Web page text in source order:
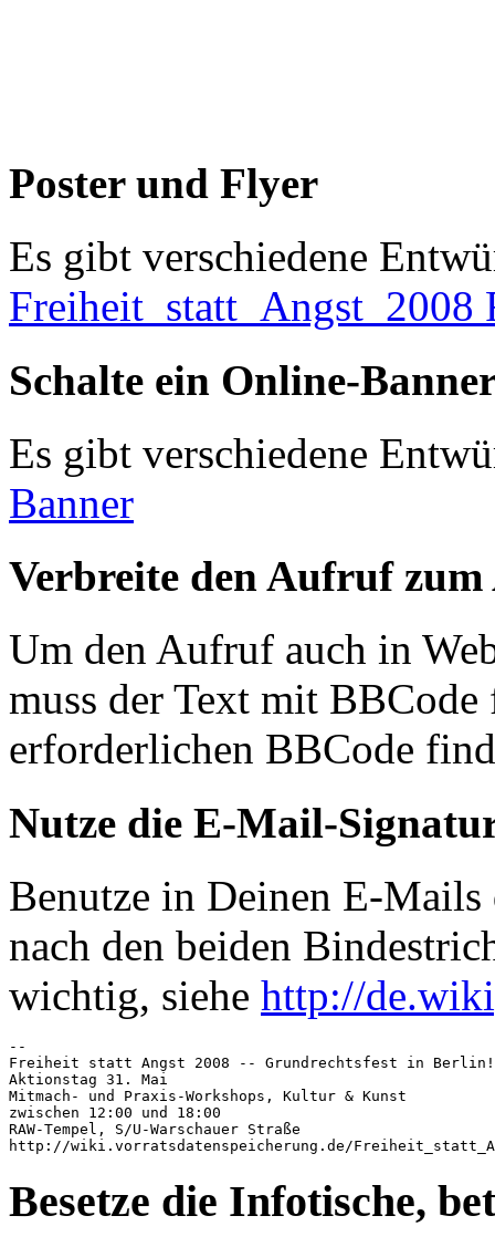
Poster und Flyer
Es gibt verschiedene
Freiheit_statt_Angst_2008
Schalte ein Online-
Es gibt verschiedene
Banner
Verbreite den Aufruf
Um den Aufruf auch in
muss der Text mit
erforderlichen BBCode
Nutze die E-Mail-
Benutze in Deinen E-Mails
nach den beiden
wichtig, siehe http://
--
Freiheit statt Angst 2008 -- Grundrechtsfest in Berlin!
Aktionstag 31. Mai
Mitmach- und Praxis-Workshops, Kultur & Kunst
zwischen 12:00 und 18:00
RAW-Tempel, S/U-Warschauer Straße
http://wiki.vorratsdatenspeicherung.de/
Besetze die Infotische,